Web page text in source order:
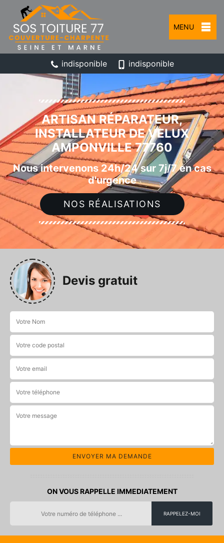
MENU
indisponible indisponible
ARTISAN RÉPARATEUR,
INSTALLATEUR DE VELUX
AMPONVILLE 77760
Nous intervenons 24h/24 sur 7j/7 en cas
d'urgence
NOS RÉALISATIONS
Devis gratuit
ON VOUS RAPPELLE IMMEDIATEMENT